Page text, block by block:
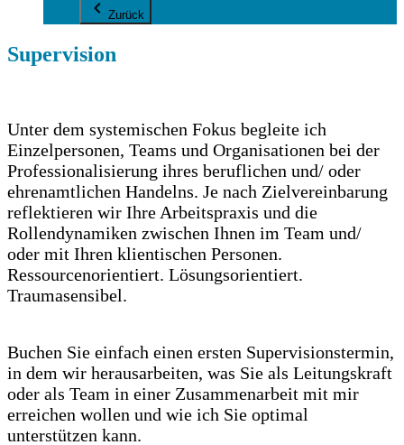
Zurück
Supervision
Unter dem systemischen Fokus begleite ich
Einzelpersonen, Teams und Organisationen bei der
Professionalisierung ihres beruflichen und/ oder
ehrenamtlichen Handelns. Je nach Zielvereinbarung
reflektieren wir Ihre Arbeitspraxis und die
Rollendynamiken zwischen Ihnen im Team und/
oder mit Ihren klientischen Personen.
Ressourcenorientiert. Lösungsorientiert.
Traumasensibel.
Buchen Sie einfach einen ersten Supervisionstermin,
in dem wir herausarbeiten, was Sie als Leitungskraft
oder als Team in einer Zusammenarbeit mit mir
erreichen wollen und wie ich Sie optimal
unterstützen kann.